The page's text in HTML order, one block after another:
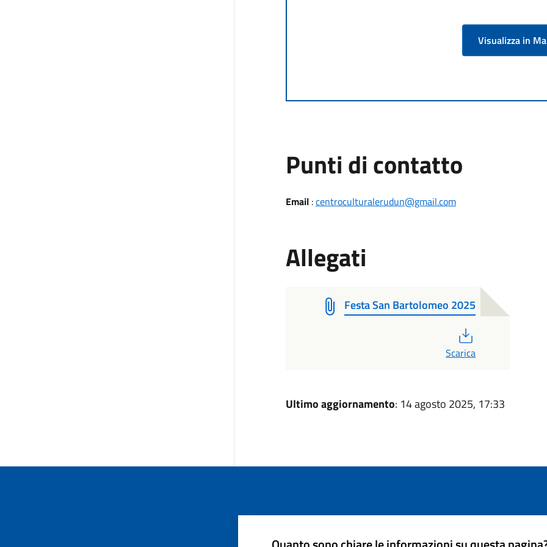
Visualizza in
Punti di contatto
Email:centroculturalerudun@gmail.com
Allegati
Festa San Bartolomeo 2025
Scarica
Ultimo aggiornamento: 14 agosto 2025, 17:33